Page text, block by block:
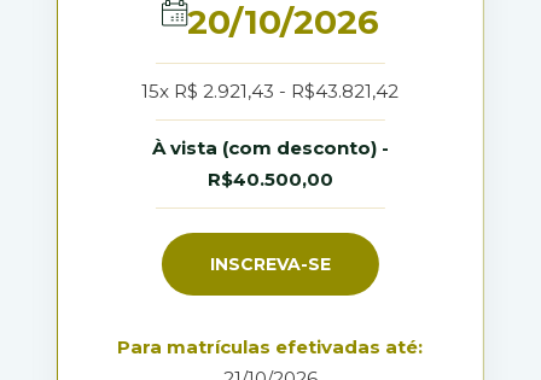
20/10/2026
15x R$ 2.921,43 - R$43.821,42
À vista (com desconto) -
R$40.500,00
INSCREVA-SE
Para matrículas efetivadas até: